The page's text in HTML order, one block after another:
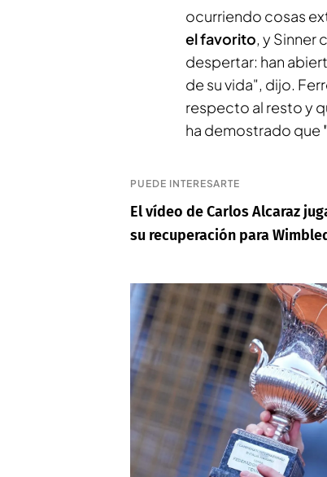
ocurriendo cosas
el favorito, y Sinner
despertar: han
de su vida", dijo.
respecto al resto y
ha demostrado que
PUEDE INTERESARTE
El vídeo de Carlos Alcaraz
su recuperación para